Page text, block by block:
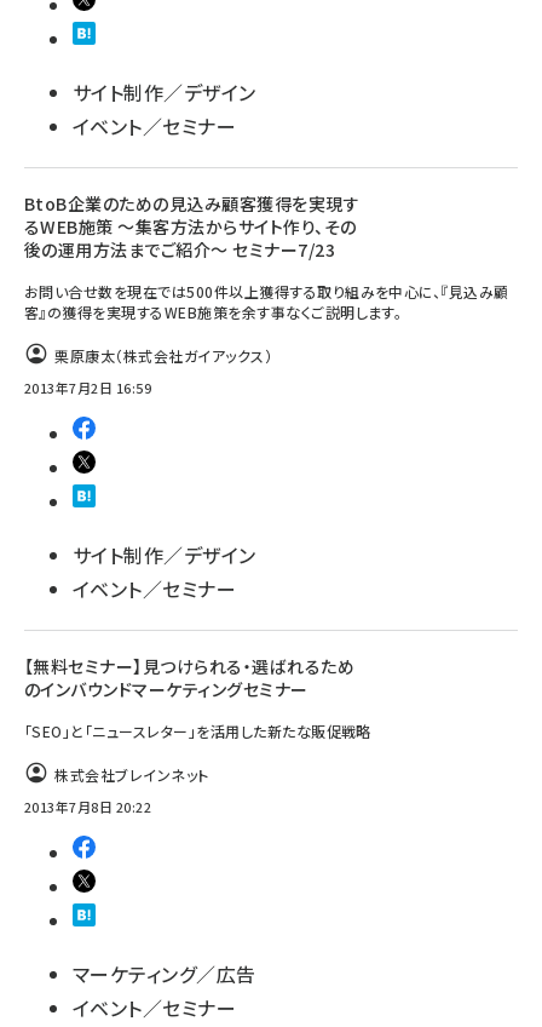
サイト制作／デザイン
イベント／セミナー
BtoB企業のための見込み顧客獲得を実現す
るWEB施策 ～集客方法からサイト作り、その
後の運用方法までご紹介～ セミナー7/23
お問い合せ数を現在では500件以上獲得する取り組みを中心に、『見込み顧
客』の獲得を実現するWEB施策を余す事なくご説明します。
栗原康太（株式会社ガイアックス）
2013年7月2日 16:59
サイト制作／デザイン
イベント／セミナー
【無料セミナー】見つけられる・選ばれるため
のインバウンドマーケティングセミナー
「SEO」と「ニュースレター」を活用した新たな販促戦略
株式会社ブレインネット
2013年7月8日 20:22
マーケティング／広告
イベント／セミナー